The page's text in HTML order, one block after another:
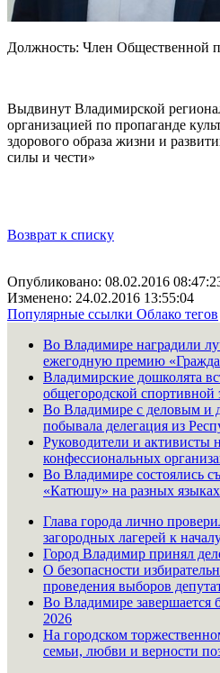
Должность: Член Общественной
Выдвинут Владимирской
организацией по пропаганде
здорового образа жизни и
силы и чести»
Возврат к списку
Опубликовано: 08.02.2016
Изменено: 24.02.2016 13:55:04
Популярные ссылки Облако тегов
Во Владимире наградили
ежегодную премию
Владимирские дошколята
общегородской спортивной
Во Владимире с деловым и
побывала делегация из
Руководители и активисты
конфессиональных
Во Владимире состоялись
«Катюшу» на разных
Глава города лично
загородных лагерей к
Город Владимир принял
О безопасности
проведения выборов
Во Владимире
2026
На городском
семьи, любви и верности